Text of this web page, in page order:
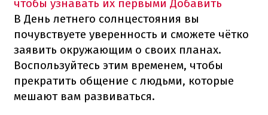
чтобы узнавать их первыми Добавить
В День летнего солнцестояния вы
почувствуете уверенность и сможете чётко
заявить окружающим о своих планах.
Воспользуйтесь этим временем, чтобы
прекратить общение с людьми, которые
мешают вам развиваться.